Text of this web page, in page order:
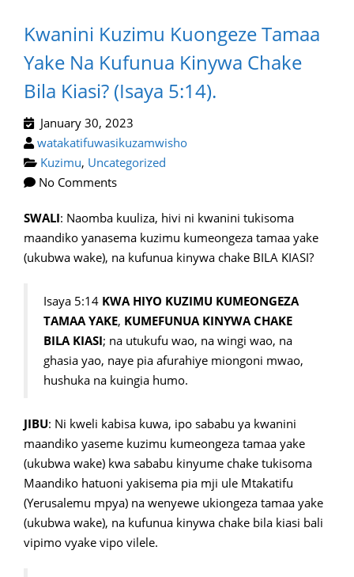
Kwanini Kuzimu Kuongeze Tamaa
Yake Na Kufunua Kinywa Chake
Bila Kiasi? (Isaya 5:14).
January 30, 2023
watakatifuwasikuzamwisho
Kuzimu, Uncategorized
No Comments
SWALI: Naomba kuuliza, hivi ni kwanini tukisoma
maandiko yanasema kuzimu kumeongeza tamaa yake
(ukubwa wake), na kufunua kinywa chake BILA KIASI?
Isaya 5:14 KWA HIYO KUZIMU KUMEONGEZA
TAMAA YAKE, KUMEFUNUA KINYWA CHAKE
BILA KIASI; na utukufu wao, na wingi wao, na
ghasia yao, naye pia afurahiye miongoni mwao,
hushuka na kuingia humo.
JIBU: Ni kweli kabisa kuwa, ipo sababu ya kwanini
maandiko yaseme kuzimu kumeongeza tamaa yake
(ukubwa wake) kwa sababu kinyume chake tukisoma
Maandiko hatuoni yakisema pia mji ule Mtakatifu
(Yerusalemu mpya) na wenyewe ukiongeza tamaa yake
(ukubwa wake), na kufunua kinywa chake bila kiasi bali
vipimo vyake vipo vilele.